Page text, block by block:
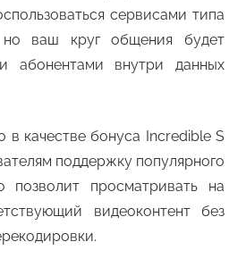
сервисами типа
ваш круг общения будет
абонентами внутри данных
в качестве бонуса Incredible S
поддержку популярного
позволит просматривать на
видеоконтент без